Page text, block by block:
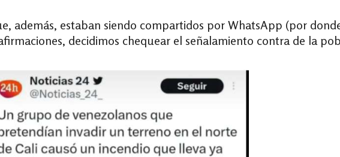
además, estaban siendo compartidos por WhatsApp (por
decidimos chequear el señalamiento contra de la